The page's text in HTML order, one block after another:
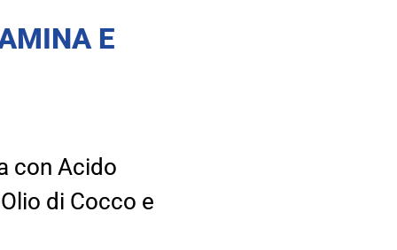
E
con Acido
di Cocco e